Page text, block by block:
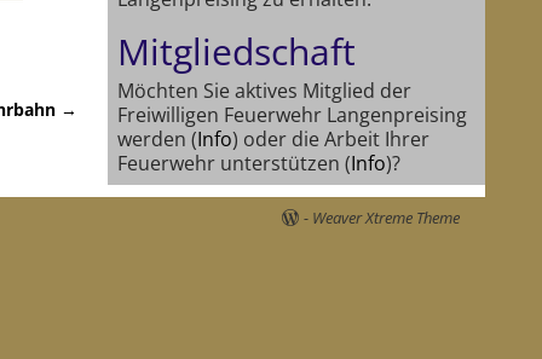
→
Mitgliedschaft
Möchten Sie aktives Mitglied der
Freiwilligen Feuerwehr Langenpreising
werden (Info) oder die Arbeit Ihrer
Feuerwehr unterstützen (Info)?
- Weaver Xtreme Theme